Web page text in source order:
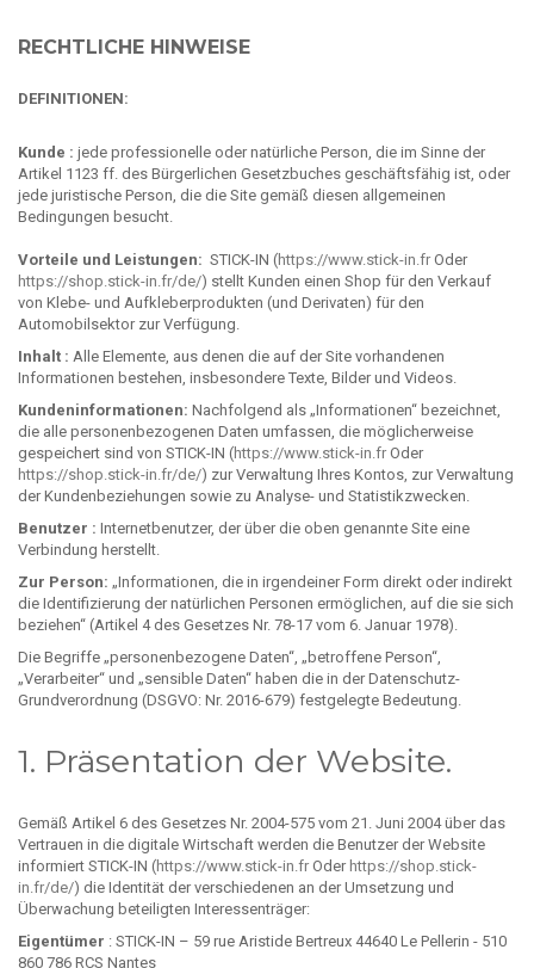
RECHTLICHE HINWEISE
DEFINITIONEN:
Kunde : jede professionelle oder natürliche Person, die im Sinne der
Artikel 1123 ff. des Bürgerlichen Gesetzbuches geschäftsfähig ist, oder
jede juristische Person, die die Site gemäß diesen allgemeinen
Bedingungen besucht.
Vorteile und Leistungen: STICK-IN (https://www.stick-in.fr Oder
https://shop.stick-in.fr/de/) stellt Kunden einen Shop für den Verkauf
von Klebe- und Aufkleberprodukten (und Derivaten) für den
Automobilsektor zur Verfügung.
Inhalt : Alle Elemente, aus denen die auf der Site vorhandenen
Informationen bestehen, insbesondere Texte, Bilder und Videos.
Kundeninformationen: Nachfolgend als „Informationen“ bezeichnet,
die alle personenbezogenen Daten umfassen, die möglicherweise
gespeichert sind von STICK-IN (https://www.stick-in.fr Oder
https://shop.stick-in.fr/de/) zur Verwaltung Ihres Kontos, zur Verwaltung
der Kundenbeziehungen sowie zu Analyse- und Statistikzwecken.
Benutzer : Internetbenutzer, der über die oben genannte Site eine
Verbindung herstellt.
Zur Person: „Informationen, die in irgendeiner Form direkt oder indirekt
die Identifizierung der natürlichen Personen ermöglichen, auf die sie sich
beziehen“ (Artikel 4 des Gesetzes Nr. 78-17 vom 6. Januar 1978).
Die Begriffe „personenbezogene Daten“, „betroffene Person“,
„Verarbeiter“ und „sensible Daten“ haben die in der Datenschutz-
Grundverordnung (DSGVO: Nr. 2016-679) festgelegte Bedeutung.
1. Präsentation der Website.
Gemäß Artikel 6 des Gesetzes Nr. 2004-575 vom 21. Juni 2004 über das
Vertrauen in die digitale Wirtschaft werden die Benutzer der Website
informiert STICK-IN (https://www.stick-in.fr Oder https://shop.stick-
in.fr/de/) die Identität der verschiedenen an der Umsetzung und
Überwachung beteiligten Interessenträger:
Eigentümer : STICK-IN – 59 rue Aristide Bertreux 44640 Le Pellerin - 510
860 786 RCS Nantes